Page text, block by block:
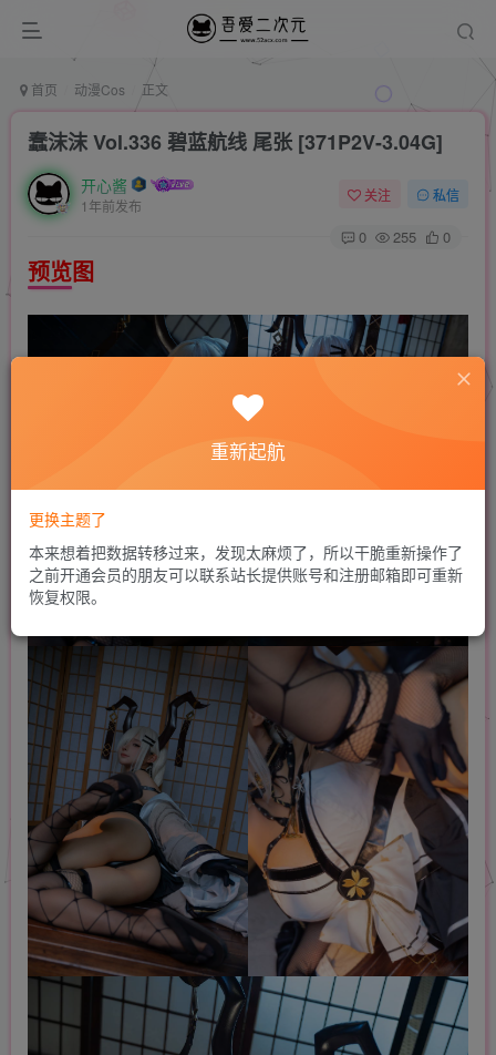
首页 动漫Cos 正文
蠢沫沫 Vol.336 碧蓝航线 尾张 [371P2V-3.04G]
开心酱
1年前发布
关注 私信
0 255 0
预览图
重新起航
更换主题了
本来想着把数据转移过来，发现太麻烦了，所以干脆重新操作了
之前开通会员的朋友可以联系站长提供账号和注册邮箱即可重新
恢复权限。